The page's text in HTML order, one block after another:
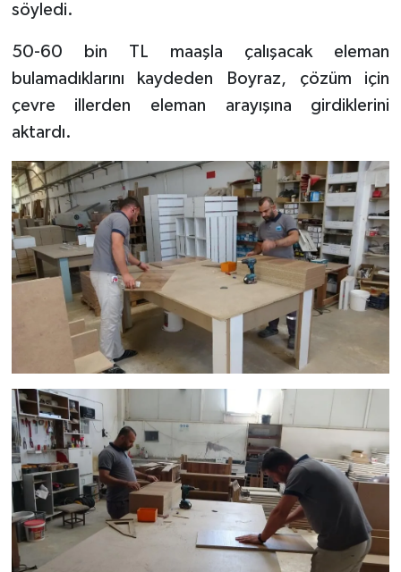
söyledi.
50-60 bin TL maaşla çalışacak eleman
bulamadıklarını kaydeden Boyraz, çözüm için
çevre illerden eleman arayışına girdiklerini
aktardı.